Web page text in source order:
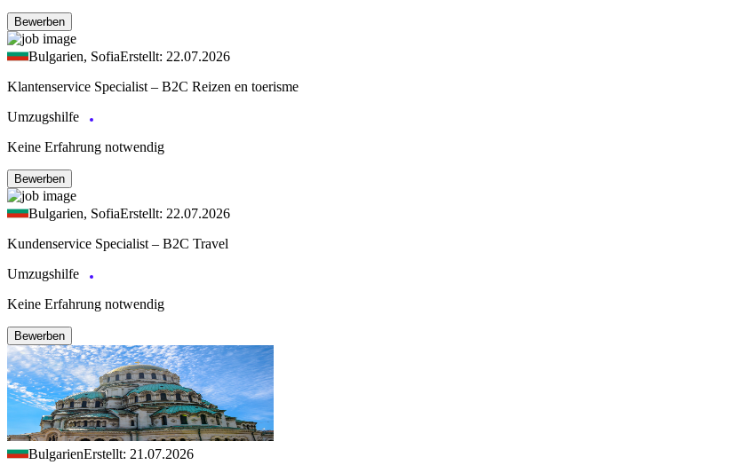
Bewerben
Bulgarien, SofiaErstellt: 22.07.2026
Klantenservice Specialist – B2C Reizen en toerisme
Umzugshilfe
Keine Erfahrung notwendig
Bewerben
Bulgarien, SofiaErstellt: 22.07.2026
Kundenservice Specialist – B2C Travel
Umzugshilfe
Keine Erfahrung notwendig
Bewerben
BulgarienErstellt: 21.07.2026